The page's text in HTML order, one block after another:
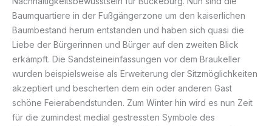
Baumquartiere in der Fußgängerzone um den kaiserlichen
Baumbestand herum entstanden und haben sich quasi die
Liebe der Bürgerinnen und Bürger auf den zweiten Blick
erkämpft. Die Sandsteineinfassungen vor dem Braukeller
wurden beispielsweise als Erweiterung der Sitzmöglichkeiten
akzeptiert und bescherten dem ein oder anderen Gast
schöne Feierabendstunden. Zum Winter hin wird es nun Zeit
für die zumindest medial gestressten Symbole des